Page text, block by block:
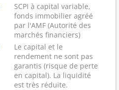
SCPI à capital variable,
fonds immobilier agréé
par l'AMF (Autorité des
marchés financiers)
Le capital et le
rendement ne sont pas
garantis (risque de perte
en capital). La liquidité
est très réduite.